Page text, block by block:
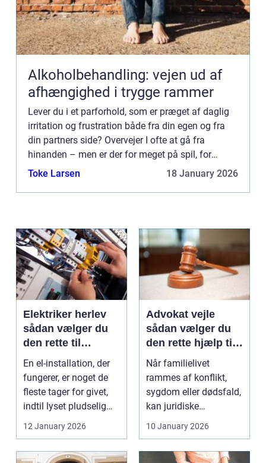
Alkoholbehandling: vejen ud af
afhængighed i trygge rammer
Lever du i et parforhold, som er præget af daglig
irritation og frustration både fra din egen og fra
din partners side? Overvejer I ofte at gå fra
hinanden – men er der for meget på spil, for
eksempel en familie? Og n&ae...
Toke Larsen 18 January 2026
Elektriker herlev
sådan vælger du
den rette til
opgaven
En el-installation, der
fungerer, er noget de
fleste tager for givet,
indtil lyset pludselig
går, el...
12 January 2026
Advokat vejle
sådan vælger du
den rette hjælp til
familien
Når familielivet
rammes af konflikt,
sygdom eller dødsfald,
kan juridiske
spørgsmål hurtigt
10 January 2026